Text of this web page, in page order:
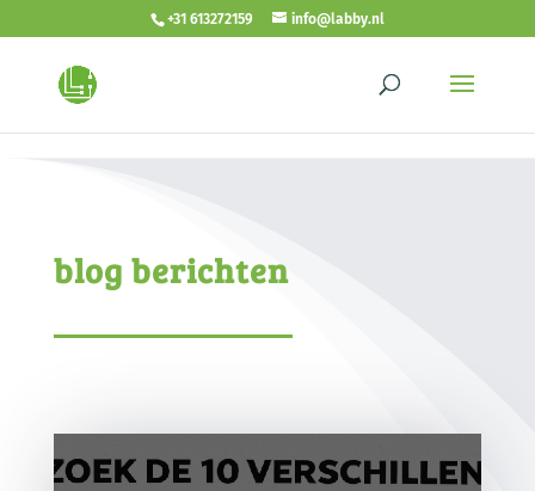
<!- autoplay video --><!- end autoplay video -->
+31 613272159 info@labby.nl
blog berichten